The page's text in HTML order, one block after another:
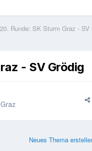
20. Runde: SK Sturm Graz - SV
- SV Grödig
Neues Thema